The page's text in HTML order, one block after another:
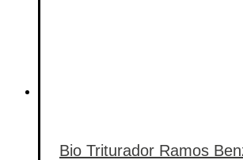
Bio Triturador Ramos